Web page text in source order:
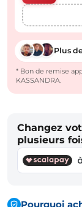
Plus
* Bon de remise
KASSANDRA.
Changez
plusieurs
Pourquoi